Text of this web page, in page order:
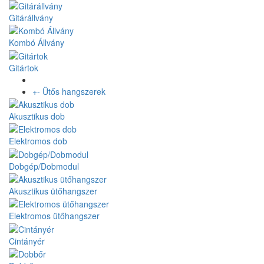
Gitárállvány
Kombó Állvány
Gitártok
+- Ütős hangszerek
Akusztikus dob
Elektromos dob
Dobgép/Dobmodul
Akusztikus ütőhangszer
Elektromos ütőhangszer
Cintányér